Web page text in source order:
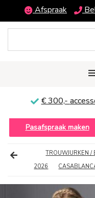
Afspraak
€ 300,-
Pasafspraak maken
TROUWJURKEN
2026